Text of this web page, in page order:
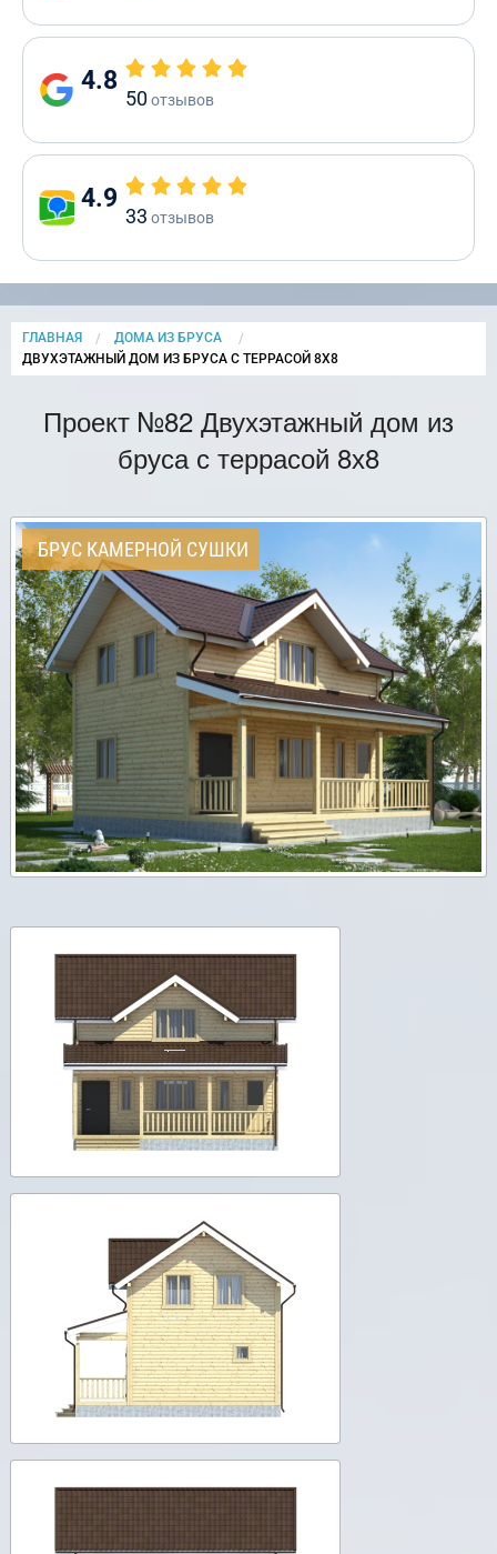
4.8
50отзывов
4.9
33 отзывов
ГЛАВНАЯ
ДОМА ИЗ БРУСА
CURRENT:
ДВУХЭТАЖНЫЙ ДОМ ИЗ БРУСА С ТЕРРАСОЙ 8Х8
Проект №82 Двухэтажный дом из
бруса с террасой 8х8
БРУС КАМЕРНОЙ СУШКИ